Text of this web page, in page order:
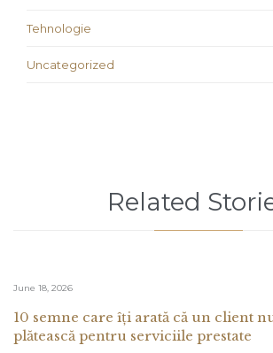
Tehnologie
Uncategorized
Related
June 18, 2026
10 semne care îți arată că un client
plătească pentru serviciile prestate